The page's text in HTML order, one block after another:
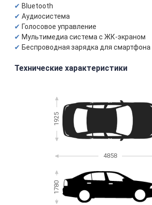
Bluetooth
Аудиосистема
Голосовое управление
Мультимедиа система с ЖК-экраном
Беспроводная зарядка для смартфона
Технические характеристики
1925
4858
1780